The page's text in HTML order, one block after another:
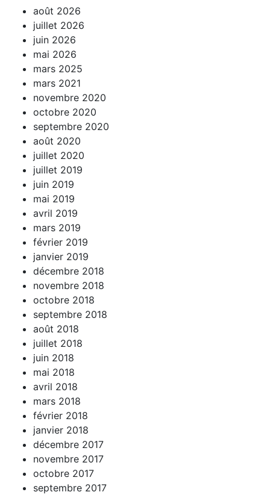
août 2026
juillet 2026
juin 2026
mai 2026
mars 2025
mars 2021
novembre 2020
octobre 2020
septembre 2020
août 2020
juillet 2020
juillet 2019
juin 2019
mai 2019
avril 2019
mars 2019
février 2019
janvier 2019
décembre 2018
novembre 2018
octobre 2018
septembre 2018
août 2018
juillet 2018
juin 2018
mai 2018
avril 2018
mars 2018
février 2018
janvier 2018
décembre 2017
novembre 2017
octobre 2017
septembre 2017